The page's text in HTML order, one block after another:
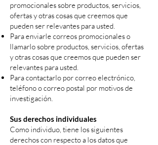
promocionales sobre productos, servicios,
ofertas y otras cosas que creemos que
pueden ser relevantes para usted.
Para enviarle correos promocionales o
llamarlo sobre productos, servicios, ofertas
y otras cosas que creemos que pueden ser
relevantes para usted.
Para contactarlo por correo electrónico,
teléfono o correo postal por motivos de
investigación.
Sus derechos individuales
Como individuo, tiene los siguientes
derechos con respecto a los datos que